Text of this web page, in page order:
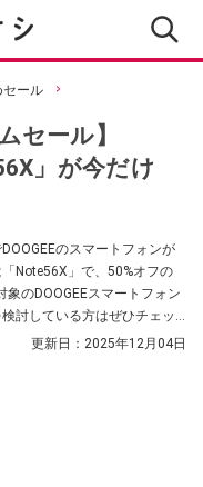
セール
セール】
」が今だけ
のスマートフォンが
Note56X」で、50%オフの
のDOOGEEスマートフォン
討している方はぜひチェッ
更新日： 2025年12月04日